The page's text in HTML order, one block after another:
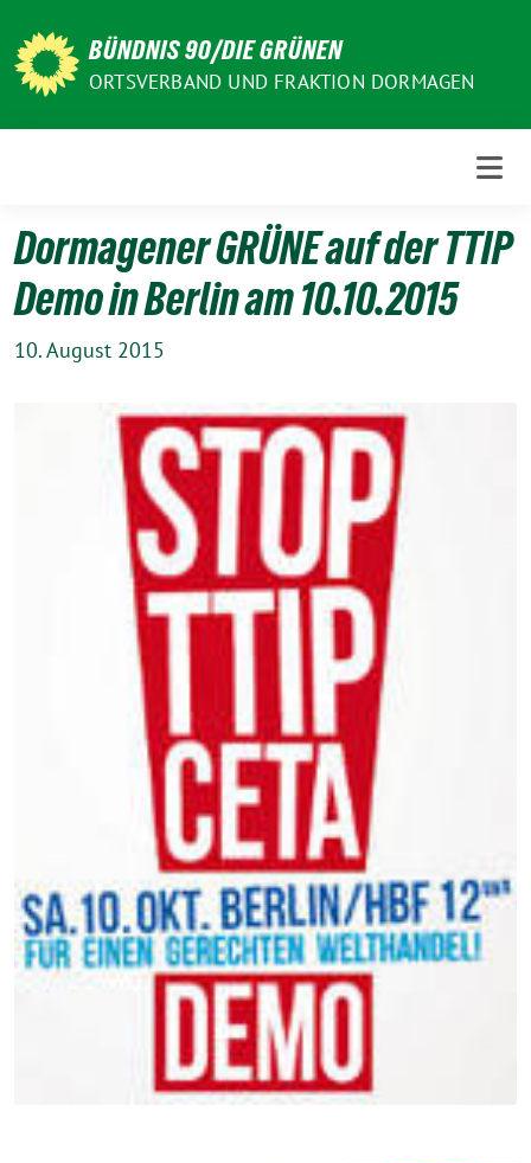
zum
Inhalt
BÜNDNIS 90/DIE GRÜNEN
ORTSVERBAND UND FRAKTION DORMAGEN
Dormagener GRÜNE auf der TTIP
Demo in Berlin am 10.10.2015
10. August 2015